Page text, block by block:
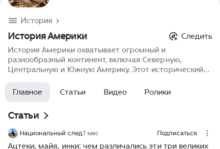
История
История Америки
Следить
История Америки охватывает огромный и
разнообразный континент, включая Северную,
Центральную и Южную Америку. Этот исторический
с первобытных племен и цивилизаций коренных
народов, таких как майя, ацтеки, инки, и заканчивая
освоения и колонизации Америки европейцами
возникла новая культура, которая соединила
элементы европейской, африканской и коренных
Главное Статьи Видео Ролики
Статьи
Национальный след7 мес Подписаться
Ацтеки, майя, инки: чем различались эти три великих